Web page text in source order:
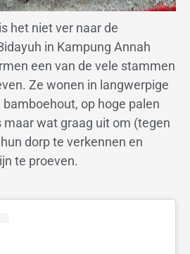
het niet ver naar de
in Kampung Annah
een van de vele stammen
Ze wonen in langwerpige
op hoge palen
maar wat graag uit om (tegen
dorp te verkennen en
te proeven.